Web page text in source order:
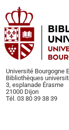
Université Bourgogne
Bibliothèques
3, esplanade Érasme
21000 Dijon
Tél. 03 80 39 38 39